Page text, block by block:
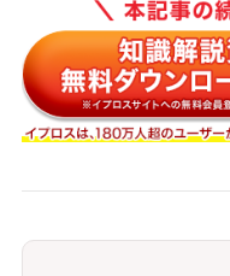
が進まないケー
は、設備投資が
として根強く使
動向を綿密に分析し